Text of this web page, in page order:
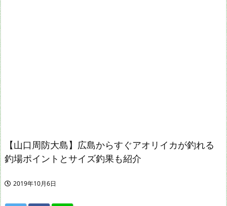
【山口周防大島】広島からすぐアオリイカが釣れる
釣場ポイントとサイズ釣果も紹介
2019年10月6日